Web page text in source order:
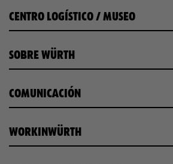
CENTRO LOGÍSTICO / MUSEO
SOBRE WÜRTH
COMUNICACIÓN
WORKINWÜRTH